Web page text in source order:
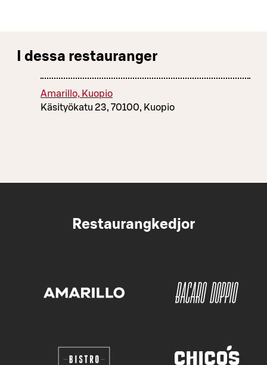
I dessa restauranger
Amarillo, Kuopio
Käsityökatu 23, 70100, Kuopio
Restaurangkedjor